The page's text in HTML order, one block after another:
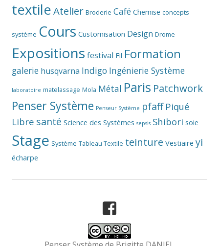
textileAtelier Broderie Café Chemise concepts
système Cours Customisation Design Drome
Expositions festival Fil Formation
galerie husqvarna Indigo Ingénierie Système
laboratoire matelassage Mola Métal Paris Patchwork
Penser Système Penseur Système pfaff Piqué
Libre santé Science des Systèmes sepsis Shibori soie
Stage Système Tableau Textile teinture Vestiaire yi
écharpe
Facebook